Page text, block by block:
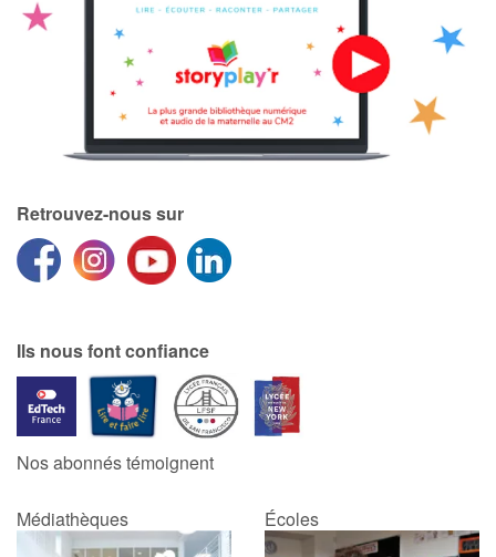
Contraste +
Écoles
Vidéos & Tutoriaux
Blog
Par thématique
Retrouvez-nous sur
Ils nous font confiance
Nos abonnés témoignent
Médiathèques Écoles